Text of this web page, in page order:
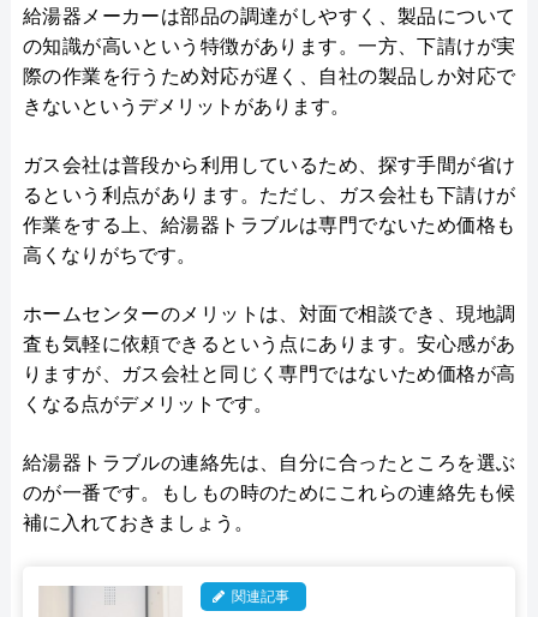
給湯器メーカーは部品の調達がしやすく、製品について
の知識が高いという特徴があります。一方、下請けが実
際の作業を行うため対応が遅く、自社の製品しか対応で
きないというデメリットがあります。
ガス会社は普段から利用しているため、探す手間が省け
るという利点があります。ただし、ガス会社も下請けが
作業をする上、給湯器トラブルは専門でないため価格も
高くなりがちです。
ホームセンターのメリットは、対面で相談でき、現地調
査も気軽に依頼できるという点にあります。安心感があ
りますが、ガス会社と同じく専門ではないため価格が高
くなる点がデメリットです。
給湯器トラブルの連絡先は、自分に合ったところを選ぶ
のが一番です。もしもの時のためにこれらの連絡先も候
補に入れておきましょう。
関連記事